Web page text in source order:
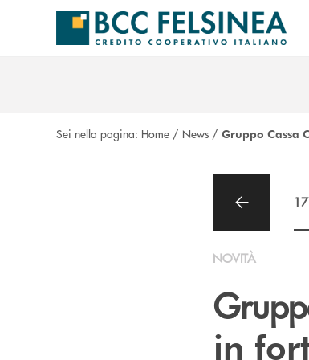
Salta al contenuto principale
Sei nella pagina: Home / News / Gruppo Cassa
NOVITÀ
in